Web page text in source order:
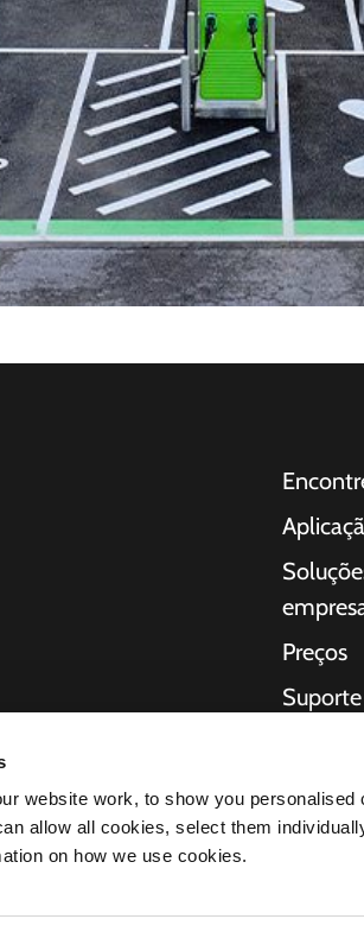
website work, to show you personalised
allow all cookies, select them
on how we use cookies.
para carros
completas
da
produtos nos
Preços